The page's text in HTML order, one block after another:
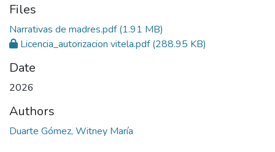
Files
Narrativas de madres.pdf(1.91 MB)
Licencia_autorizacion vitela.pdf(288.95 KB)
Date
2026
Authors
Duarte Gómez, Witney María